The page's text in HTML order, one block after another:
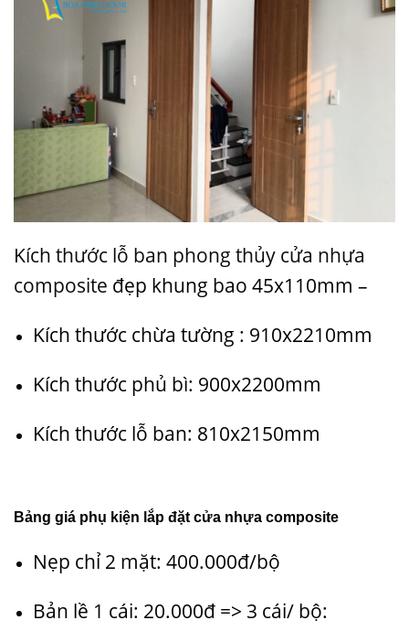
Kích thước lỗ ban phong thủy cửa nhựa
composite đẹp khung bao 45x110mm –
Kích thước chừa tường : 910x2210mm
Kích thước phủ bì: 900x2200mm
Kích thước lỗ ban: 810x2150mm
Bảng giá phụ kiện lắp đặt cửa nhựa composite
Nẹp chỉ 2 mặt: 400.000đ/bộ
Bản lề 1 cái: 20.000đ => 3 cái/ bộ: